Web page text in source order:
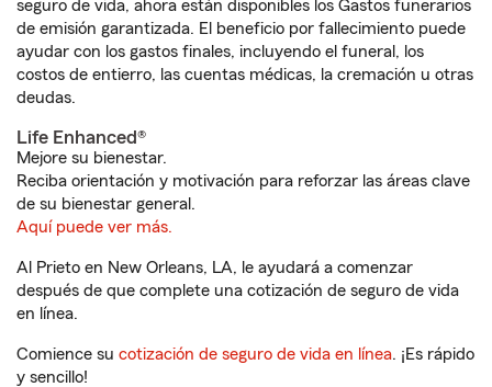
seguro de vida, ahora están disponibles los Gastos funerarios
de emisión garantizada. El beneficio por fallecimiento puede
ayudar con los gastos finales, incluyendo el funeral, los
costos de entierro, las cuentas médicas, la cremación u otras
deudas.
Life Enhanced®
Mejore su bienestar.
Reciba orientación y motivación para reforzar las áreas clave
de su bienestar general.
Aquí puede ver más.
Al Prieto en New Orleans, LA, le ayudará a comenzar
después de que complete una cotización de seguro de vida
en línea.
Comience su cotización de seguro de vida en línea. ¡Es rápido
y sencillo!